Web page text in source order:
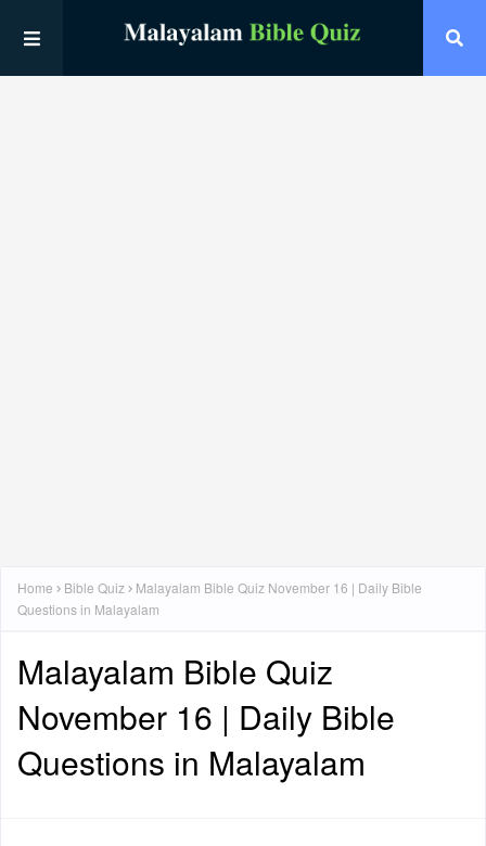
Home Bible Quiz
Malayalam Bible Quiz November 16 | Daily Bible
Questions in Malayalam
Malayalam Bible Quiz
November 16 | Daily Bible
Questions in Malayalam